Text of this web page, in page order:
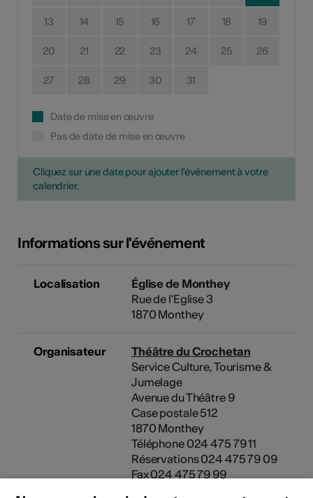
13 14 15 16 17 18 19
20 21 22 23 24 25 26
27 28 29 30 31
Date de mise en œuvre
Pas de date de mise en œuvre
Cliquez sur une date pour ajouter l'événement à votre
calendrier.
Informations sur l'événement
Localisation
Église de Monthey
Rue de l'Eglise 3
1870 Monthey
Organisateur
Théâtre du Crochetan
Service Culture, Tourisme &
Jumelage
Avenue du Théâtre 9
Case postale 512
1870 Monthey
Téléphone 024 475 79 11
Réservations 024 475 79 09
Fax 024 475 79 99